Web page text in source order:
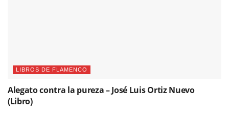
LIBROS DE FLAMENCO
Alegato contra la pureza – José Luis Ortiz Nuevo
(Libro)